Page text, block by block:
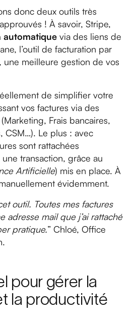
donc deux outils très
! À savoir, Stripe,
automatique via des liens de
l’outil de facturation par
une meilleure gestion de vos
de simplifier votre
vos factures via des
Frais bancaires,
CSM…). Le plus : avec
sont rattachées
transaction, grâce au
Artificielle) mis en place. À
évidemment.
outil. Toutes mes factures
adresse mail que j’ai rattaché
pratique.” Chloé, Office
pour gérer la
la productivité